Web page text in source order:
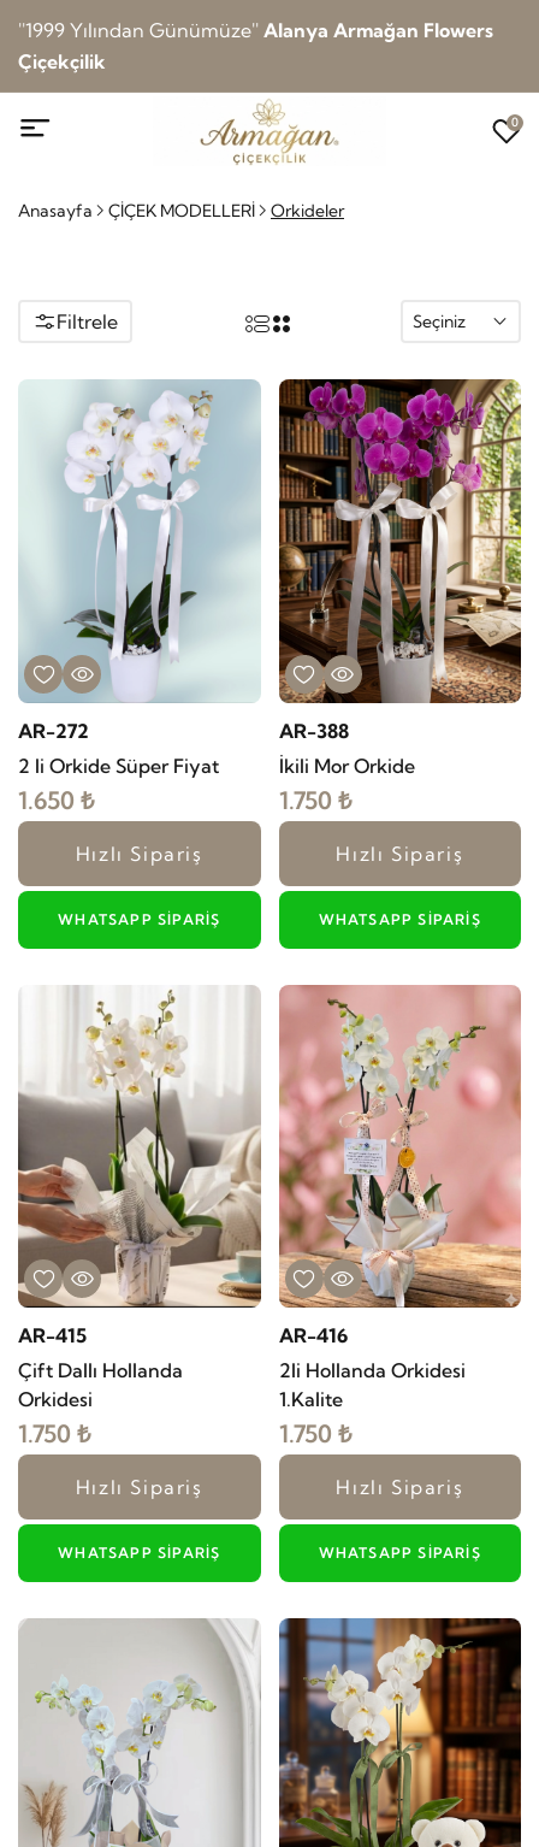
''1999 Yılından Günümüze'' Alanya Armağan Flowers
Çiçekçilik
0
Anasayfa ÇİÇEK MODELLERİ Orkideler
Filtrele Seçiniz
AR-272
2 li Orkide Süper Fiyat
1.650 ₺
Hızlı Sipariş
WHATSAPP SIPARIŞ
AR-388
İkili Mor Orkide
1.750 ₺
Hızlı Sipariş
WHATSAPP SIPARIŞ
AR-415
Çift Dallı Hollanda
Orkidesi
1.750 ₺
Hızlı Sipariş
WHATSAPP SIPARIŞ
AR-416
2li Hollanda Orkidesi
1.Kalite
1.750 ₺
Hızlı Sipariş
WHATSAPP SIPARIŞ